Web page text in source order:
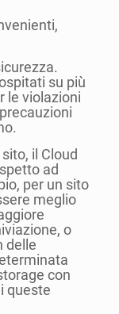
su più
le violazioni
il Cloud
ad
per un sito
meglio
o
delle
con
queste